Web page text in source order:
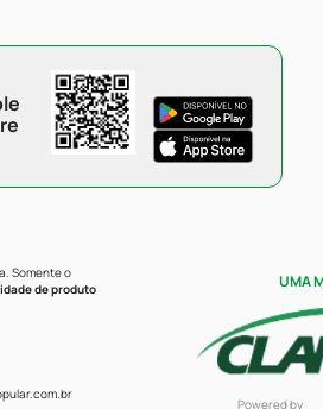
Somente o
de produto
UMA
Powered by